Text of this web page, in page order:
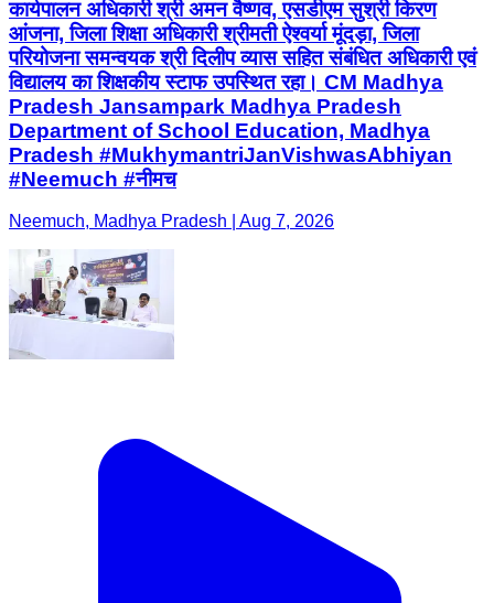
कार्यपालन अधिकारी श्री अमन वैष्णव, एसडीएम सुश्री किरण
आंजना, जिला शिक्षा अधिकारी श्रीमती ऐश्वर्या मूंदड़ा, जिला
परियोजना समन्वयक श्री दिलीप व्यास सहित संबंधित अधिकारी एवं
विद्यालय का शिक्षकीय स्टाफ उपस्थित रहा। CM Madhya
Pradesh Jansampark Madhya Pradesh
Department of School Education, Madhya
Pradesh #MukhymantriJanVishwasAbhiyan
#Neemuch #नीमच
Neemuch, Madhya Pradesh | Aug 7, 2026